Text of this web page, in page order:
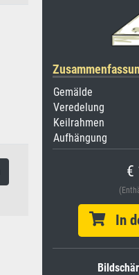
Gemälde
Veredelung
Keilrahmen
Aufhängung
€
In